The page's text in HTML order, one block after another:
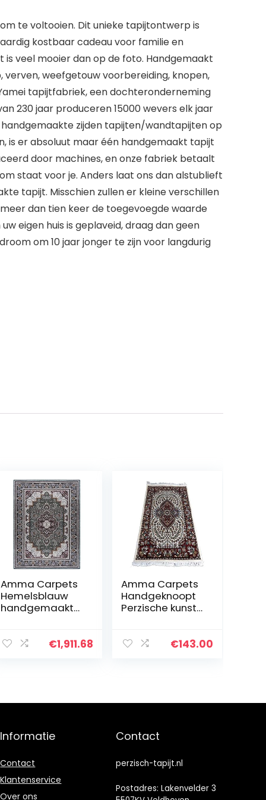
te voltooien. Dit unieke tapijtontwerp is
kostbaar cadeau voor familie en
is veel mooier dan op de foto. Handgemaakt
weefgetouw voorbereiding, knopen,
tapijtfabriek, een dochteronderneming
230 jaar produceren 15000 wevers elk jaar
zijden tapijten/wandtapijten op
is er absoluut maar één handgemaakt tapijt
door machines, en onze fabriek betaalt
staat voor je. Anders laat ons dan alstublieft
tapijt. Misschien zullen er kleine verschillen
dan tien keer de toegevoegde waarde
eigen huis is geplaveid, draag dan geen
om 10 jaar jonger te zijn voor langdurig
Amma Carpets
Hemelsblauw
handgemaakte
kunst zijden
€1,911.68
Amma Carpets
Handgeknoopt
Perzische kunst
luxe traditioneel
€143.00
Informatie
Contact
Klantenservice
Over ons
Contact
perzisch-tapijt.nl
Postadres: Lakenvelder 3